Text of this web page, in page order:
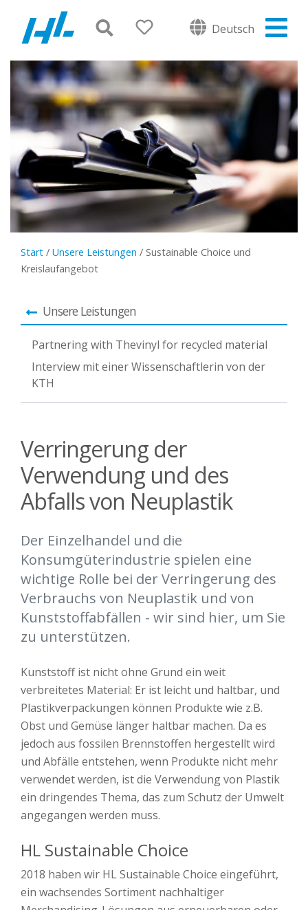
Deutsch
Start / Unsere Leistungen / Sustainable Choice und
Kreislaufangebot
Unsere Leistungen
Partnering with Thevinyl for recycled material
Interview mit einer Wissenschaftlerin von der
KTH
Verringerung der
Verwendung und des
Abfalls von Neuplastik
Der Einzelhandel und die
Konsumgüterindustrie spielen eine
wichtige Rolle bei der Verringerung des
Verbrauchs von Neuplastik und von
Kunststoffabfällen - wir sind hier, um Sie
zu unterstützen.
Kunststoff ist nicht ohne Grund ein weit
verbreitetes Material: Er ist leicht und haltbar, und
Plastikverpackungen können Produkte wie z.B.
Obst und Gemüse länger haltbar machen. Da es
jedoch aus fossilen Brennstoffen hergestellt wird
und Abfälle entstehen, wenn Produkte nicht mehr
verwendet werden, ist die Verwendung von Plastik
ein dringendes Thema, das zum Schutz der Umwelt
angegangen werden muss.
HL Sustainable Choice
2018 haben wir HL Sustainable Choice eingeführt,
ein wachsendes Sortiment nachhaltiger